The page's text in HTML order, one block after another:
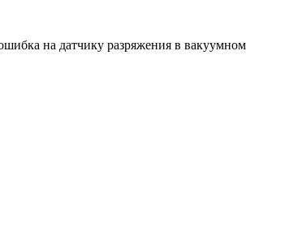
на датчику разряжения в вакуумном